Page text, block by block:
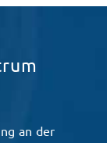
an der